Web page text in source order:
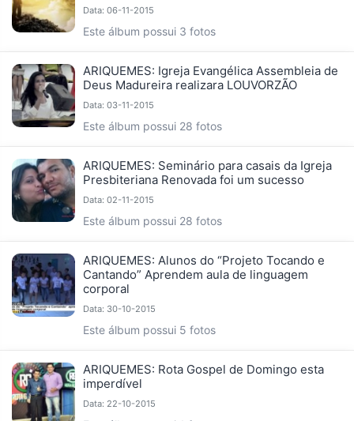
Data: 06-11-2015
Este álbum possui 3 fotos
ARIQUEMES: Igreja Evangélica Assembleia de
Deus Madureira realizara LOUVORZÃO
Data: 03-11-2015
Este álbum possui 28 fotos
ARIQUEMES: Seminário para casais da Igreja
Presbiteriana Renovada foi um sucesso
Data: 02-11-2015
Este álbum possui 28 fotos
ARIQUEMES: Alunos do “Projeto Tocando e
Cantando” Aprendem aula de linguagem
corporal
Data: 30-10-2015
Este álbum possui 5 fotos
ARIQUEMES: Rota Gospel de Domingo esta
imperdível
Data: 22-10-2015